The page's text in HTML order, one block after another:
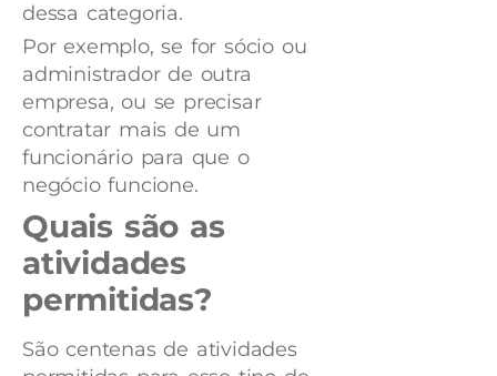
dessa categoria.
Por exemplo, se for sócio ou
administrador de outra
empresa, ou se precisar
contratar mais de um
funcionário para que o
negócio funcione.
Quais são as
atividades
permitidas?
São centenas de atividades